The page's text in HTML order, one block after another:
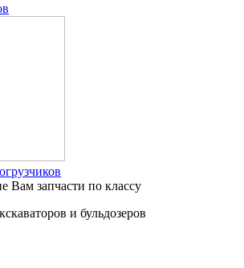
Вам запчасти по классу
и бульдозеров